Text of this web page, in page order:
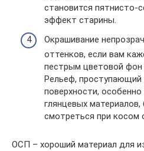
становится пятнисто-
эффект старины.
Окрашивание
оттенков, если вам
пестрым цветовой фон
Рельеф, проступающий
поверхности,
глянцевых
смотреться при косом
ОСП – хороший материал для